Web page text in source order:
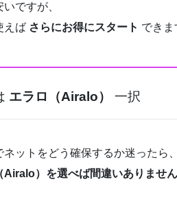
ですが、
えば さらにお得にスタート できま
エラロ（Airalo） 一択
ットをどう確保するか迷ったら、
Airalo）を選べば間違いありません